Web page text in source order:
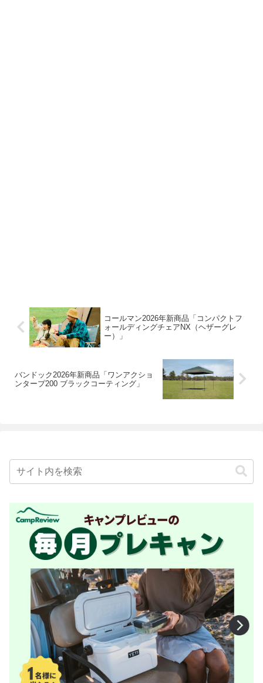
コールマン2026年新商品「コンパクトフ
ォールディングチェアNX（ヘザーグレ
ー）」
バンドック2026年新商品「ワンアクショ
ンタープ200 ブラックコーティング」